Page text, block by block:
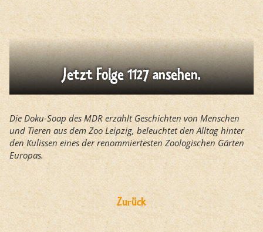
Jetzt Folge 1127 ansehen.
Die Doku-Soap des MDR erzählt Geschichten von Menschen
und Tieren aus dem Zoo Leipzig, beleuchtet den Alltag hinter
den Kulissen eines der renommiertesten Zoologischen Gärten
Europas.
Zurück